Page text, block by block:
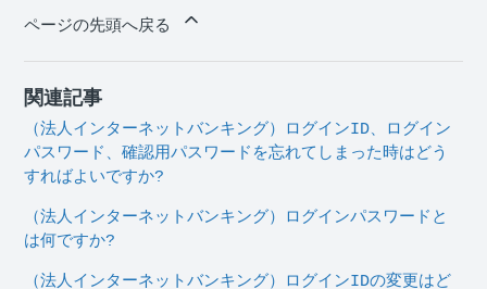
ページの先頭へ戻る
関連記事
（法人インターネットバンキング）ログインID、ログイン
パスワード、確認用パスワードを忘れてしまった時はどう
すればよいですか?
（法人インターネットバンキング）ログインパスワードと
は何ですか?
（法人インターネットバンキング）ログインIDの変更はど